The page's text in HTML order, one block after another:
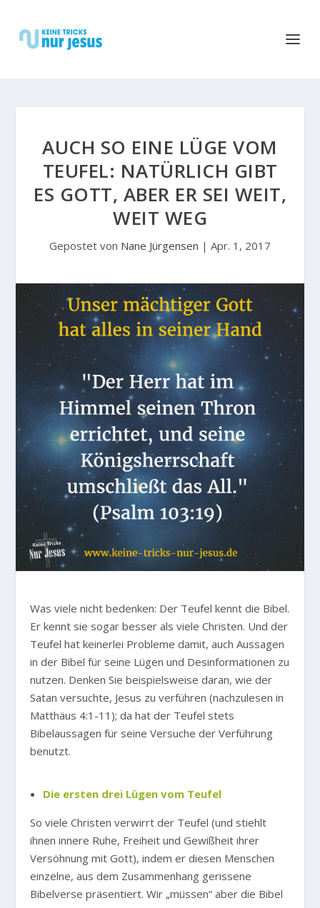
AUCH SO EINE LÜGE VOM
TEUFEL: NATÜRLICH GIBT
ES GOTT, ABER ER SEI WEIT,
WEIT WEG
Gepostet von Nane Jürgensen | Apr. 1, 2017
Was viele nicht bedenken: Der Teufel kennt die Bibel.
Er kennt sie sogar besser als viele Christen. Und der
Teufel hat keinerlei Probleme damit, auch Aussagen
in der Bibel für seine Lügen und Desinformationen zu
nutzen. Denken Sie beispielsweise daran, wie der
Satan versuchte, Jesus zu verführen (nachzulesen in
Matthäus 4:1-11); da hat der Teufel stets
Bibelaussagen für seine Versuche der Verführung
benutzt.
Die ersten drei Lügen vom Teufel
So viele Christen verwirrt der Teufel (und stiehlt
ihnen innere Ruhe, Freiheit und Gewißheit ihrer
Versöhnung mit Gott), indem er diesen Menschen
einzelne, aus dem Zusammenhang gerissene
Bibelverse präsentiert. Wir „müssen“ aber die Bibel